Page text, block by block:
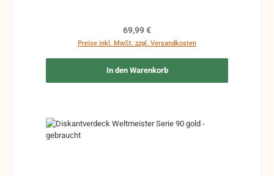
Regulärer Preis:
69,99 €
Preise inkl. MwSt. zzgl. Versandkosten
In den Warenkorb